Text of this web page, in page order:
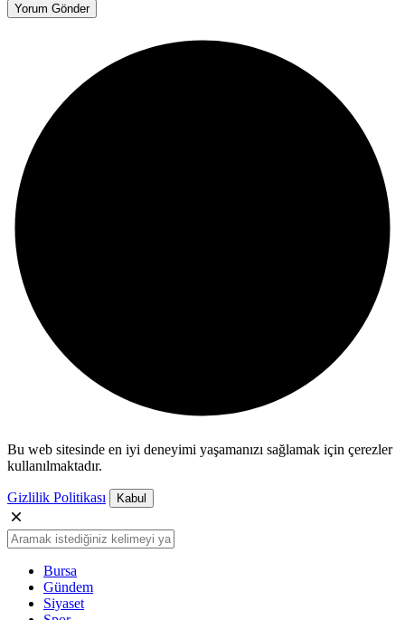
Yorum Gönder
Bu web sitesinde en iyi deneyimi yaşamanızı sağlamak için çerezler
kullanılmaktadır.
Gizlilik Politikası Kabul
Bursa
Gündem
Siyaset